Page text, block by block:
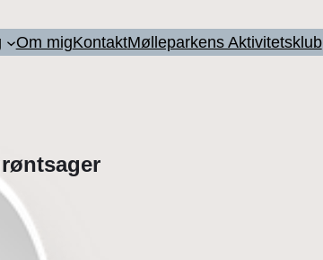
Om migKontaktMølleparkens Aktivitetsklub